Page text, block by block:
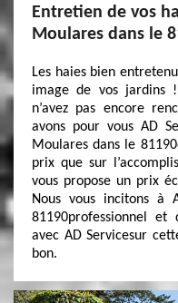
Entretien de vos
Moulares dans le
Les haies bien
image de vos jardins
n’avez pas encore
avons pour vous AD
Moulares dans le
prix que sur
vous propose un prix
Nous vous incitons à
81190professionnel et
avec AD Servicesur
bon.